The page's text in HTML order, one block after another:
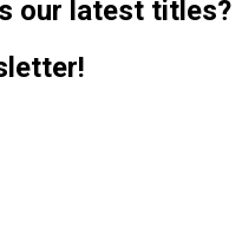
our latest titles?